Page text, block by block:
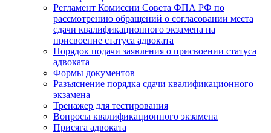
Регламент Комиссии Совета ФПА РФ по
рассмотрению обращений о согласовании места
сдачи квалификационного экзамена на
присвоение статуса адвоката
Порядок подачи заявления о присвоении статуса
адвоката
Формы документов
Разъяснение порядка сдачи квалификационного
экзамена
Тренажер для тестирования
Вопросы квалификационного экзамена
Присяга адвоката